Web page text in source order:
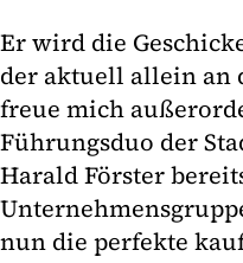
Er wird die
der aktuell allein an
freue mich
Führungsduo der
Harald Förster
nun die perfekte